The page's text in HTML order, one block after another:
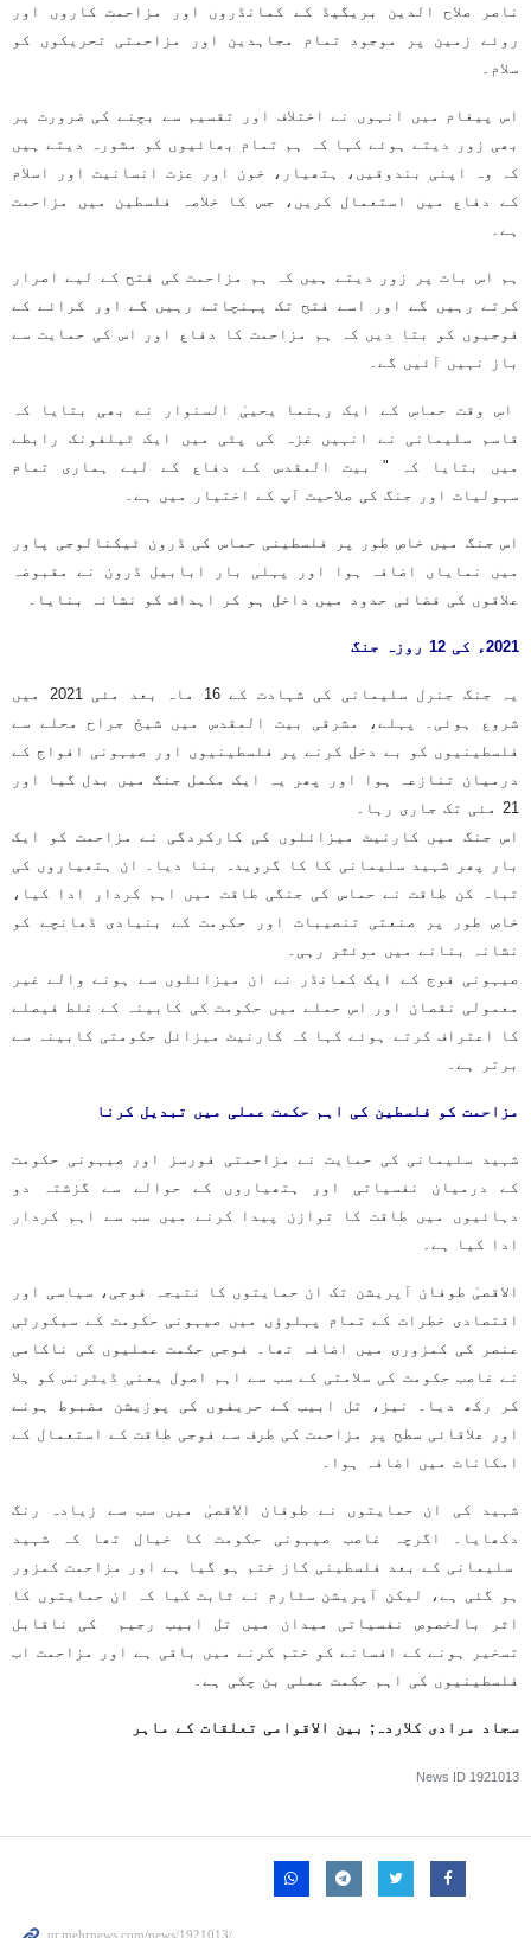
ناصر صلاح الدین بریگیڈ کے کمانڈروں اور مزاحمت کاروں اور
روئے زمین پر موجود تمام مجاہدین اور مزاحمتی تحریکوں کو
سلام۔
اس پیغام میں انہوں نے اختلاف اور تقسیم سے بچنے کی ضرورت پر
بھی زور دیتے ہوئے کہا کہ ہم تمام بھائیوں کو مشورہ دیتے ہیں
کہ وہ اپنی بندوقیں، ہتھیار، خون اور عزت انسانیت اور اسلام
کے دفاع میں استعمال کریں، جس کا خلاصہ فلسطین میں مزاحمت
ہے۔
ہم اس بات پر زور دیتے ہیں کہ ہم مزاحمت کی فتح کے لیے اصرار
کرتے رہیں گے اور اسے فتح تک پہنچاتے رہیں گے اور کرائے کے
فوجیوں کو بتا دیں کہ ہم مزاحمت کا دفاع اور اس کی حمایت سے
باز نہیں آئیں گے۔
اس وقت حماس کے ایک رہنما یحییٰ السنوار نے بھی بتایا کہ
قاسم سلیمانی نے انہیں غزہ کی پٹی میں ایک ٹیلفونک رابطے
میں بتایا کہ " بیت المقدس کے دفاع کے لیے ہماری تمام
سہولیات اور جنگ کی صلاحیت آپ کے اختیار میں ہے۔
اس جنگ میں خاص طور پر فلسطینی حماس کی ڈرون ٹیکنالوجی پاور
میں نمایاں اضافہ ہوا اور پہلی بار ابابیل ڈرون نے مقبوضہ
علاقوں کی فضائی حدود میں داخل ہو کر اہداف کو نشانہ بنایا۔
2021ء کی 12 روزہ جنگ
یہ جنگ جنرل سلیمانی کی شہادت کے 16 ماہ بعد مئی 2021 میں
شروع ہوئی۔ پہلے، مشرقی بیت المقدس میں شیخ جراح محلے سے
فلسطینیوں کو بے دخل کرنے پر فلسطینیوں اور صیہونی افواج کے
درمیان تنازعہ ہوا اور پھر یہ ایک مکمل جنگ میں بدل گیا اور
21 مئی تک جاری رہا۔
اس جنگ میں کارنیٹ میزائلوں کی کارکردگی نے مزاحمت کو ایک
بار پھر شہید سلیمانی کا کا گرویدہ بنا دیا۔ ان ہتھیاروں کی
تباہ کن طاقت نے حماس کی جنگی طاقت میں اہم کردار ادا کیا،
خاص طور پر صنعتی تنصیبات اور حکومت کے بنیادی ڈھانچے کو
نشانہ بنانے میں موئثر رہی۔
صیہونی فوج کے ایک کمانڈر نے ان میزائلوں سے ہونے والے غیر
معمولی نقصان اور اس حملے میں حکومت کی کابینہ کے غلط فیصلے
کا اعتراف کرتے ہوئے کہا کہ کارنیٹ میزائل حکومتی کابینہ سے
برتر ہے۔
مزاحمت کو فلسطین کی اہم حکمت عملی میں تبدیل کرنا
شہید سلیمانی کی حمایت نے مزاحمتی فورسز اور صیہونی حکومت
کے درمیان نفسیاتی اور ہتھیاروں کے حوالے سے گزشتہ دو
دہائیوں میں طاقت کا توازن پیدا کرنے میں سب سے اہم کردار
ادا کیا ہے۔
الاقصیٰ طوفان آپریشن تک ان حمایتوں کا نتیجہ فوجی، سیاسی اور
اقتصادی خطرات کے تمام پہلوؤں میں صیہونی حکومت کے سیکورٹی
عنصر کی کمزوری میں اضافہ تھا۔ فوجی حکمت عملیوں کی ناکامی
نے غاصب حکومت کی سلامتی کے سب سے اہم اصول یعنی ڈیٹرنس کو ہلا
کر رکھ دیا۔ نیز، تل ابیب کے حریفوں کی پوزیشن مضبوط ہونے
اور علاقائی سطح پر مزاحمت کی طرف سے فوجی طاقت کے استعمال کے
امکانات میں اضافہ ہوا۔
شہید کی ان حمایتوں نے طوفان الاقصیٰ میں سب سے زیادہ رنگ
دکھایا۔ اگرچہ غاصب صیہونی حکومت کا خیال تھا کہ شہید
سلیمانی کے بعد فلسطینی کاز ختم ہو گیا ہے اور مزاحمت کمزور
ہو گئی ہے، لیکن آپریشن سٹارم نے ثابت کیا کہ ان حمایتوں کا
اثر بالخصوص نفسیاتی میدان میں تل ابیب رجیم کی ناقابل
تسخیر ہونے کے افسانے کو ختم کرنے میں باقی ہے اور مزاحمت اب
فلسطینیوں کی اہم حکمت عملی بن چکی ہے۔
سجاد مرادی کلاردہ; بین الاقوامی تعلقات کے ماہر
News ID 1921013